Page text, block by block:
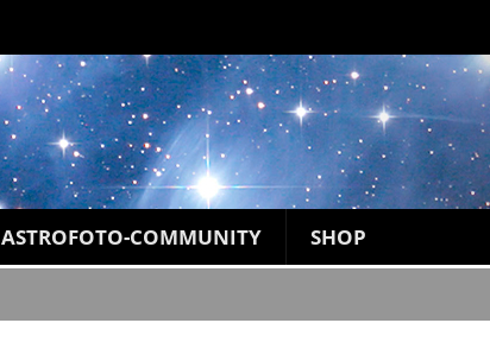
ASTROFOTO-COMMUNITY SHOP